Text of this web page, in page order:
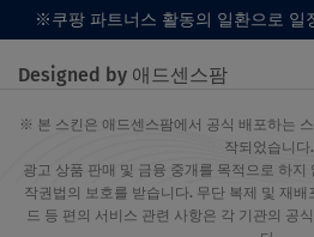
※쿠팡 파트너스 활동의 일환으로 일
Designed by 애드센스팜
※ 본 스킨은 애드센스팜에서 공식 배포하는
작되었습니다.
광고 상품 판매 및 금융 중개를 목적으로 하지
작권법의 보호를 받습니다. 무단 복제 및 재배
드 등 편의 서비스 관련 사항은 각 기관의 공